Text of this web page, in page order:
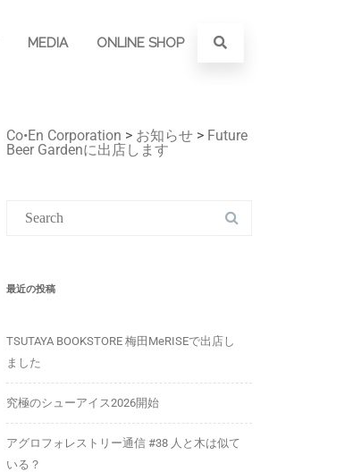
MEDIA ONLINE SHOP
Co•En Corporation > お知らせ > Future
Beer Gardenに出店します
最近の投稿
TSUTAYA BOOKSTORE 梅田MeRISEで出店し
ました
究極のシューアイス2026開始
アグロフォレストリー通信 #38 人と木は似て
いる？